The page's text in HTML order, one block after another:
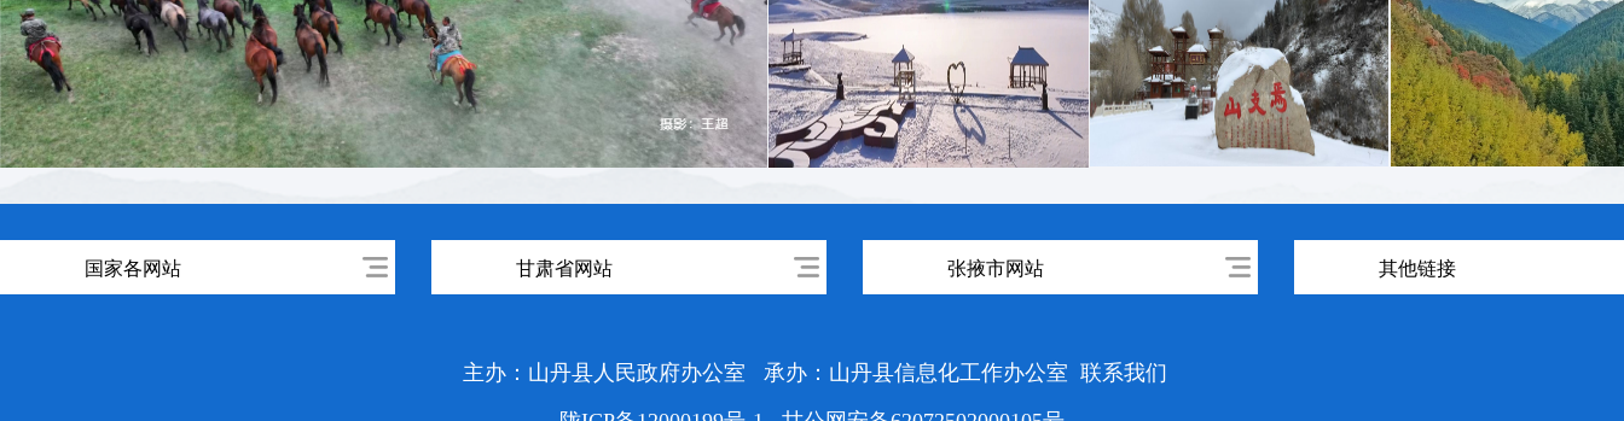
国家各网站 甘肃省网站 张掖市网站 其他链接
主办：山丹县人民政府办公室 承办：山丹县信息化工作办公室 联系我们